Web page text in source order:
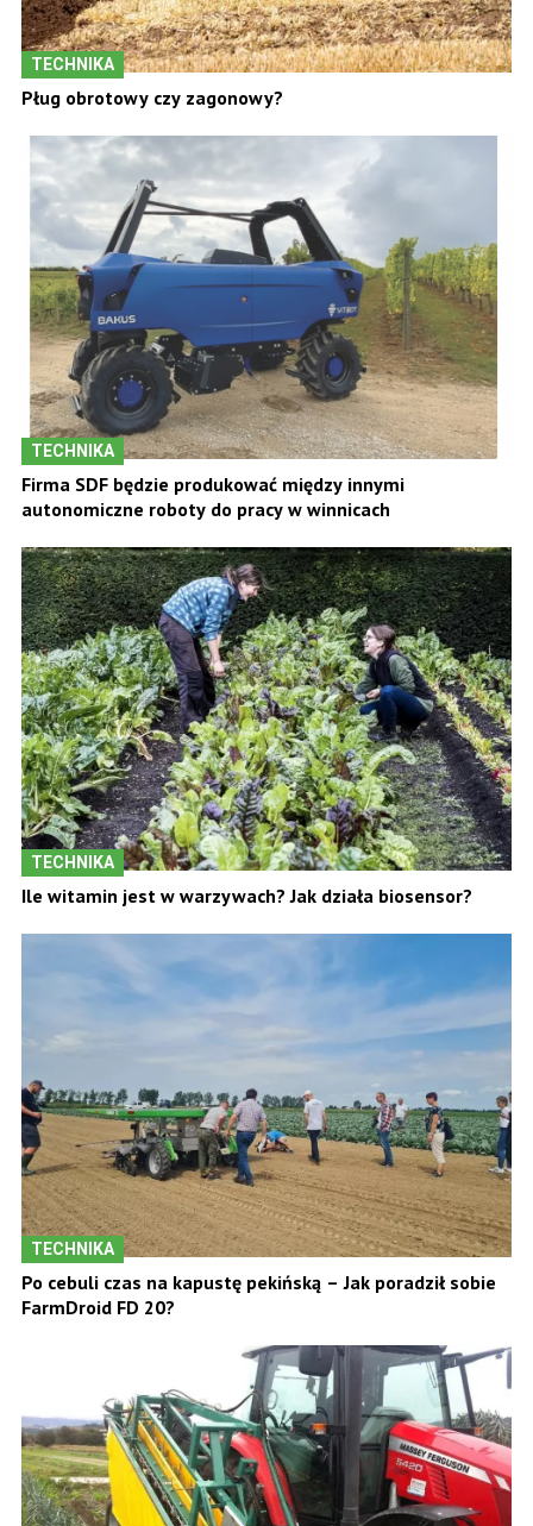
TECHNIKA
Pług obrotowy czy zagonowy?
TECHNIKA
Firma SDF będzie produkować między innymi
autonomiczne roboty do pracy w winnicach
TECHNIKA
Ile witamin jest w warzywach? Jak działa biosensor?
TECHNIKA
Po cebuli czas na kapustę pekińską – Jak poradził sobie
FarmDroid FD 20?